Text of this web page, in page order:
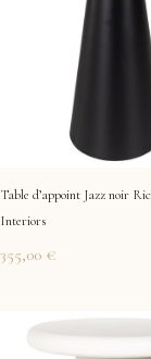
Table d’appoint Jazz noir
Interiors
355,00 €